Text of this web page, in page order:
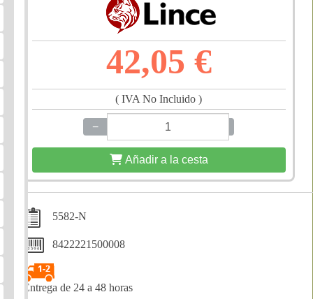
42,05 €
( IVA No Incluido )
−
Añadir a la cesta
5582-N
8422221500008
Entrega de 24 a 48 horas